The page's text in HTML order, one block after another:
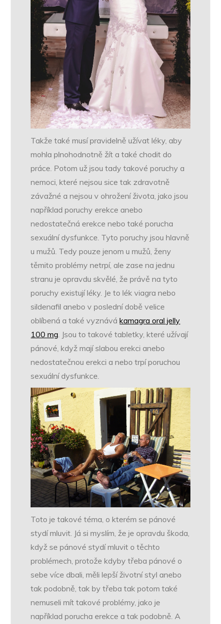
Takže také musí pravidelně užívat léky, aby
mohla plnohodnotně žít a také chodit do
práce. Potom už jsou tady takové poruchy a
nemoci, které nejsou sice tak zdravotně
závažné a nejsou v ohrožení života, jako jsou
například poruchy erekce anebo
nedostatečná erekce nebo také porucha
sexuální dysfunkce. Tyto poruchy jsou hlavně
u mužů. Tedy pouze jenom u mužů, ženy
těmito problémy netrpí, ale zase na jednu
stranu je opravdu skvělé, že právě na tyto
poruchy existují léky. Je to lék viagra nebo
sildenafil anebo v poslední době velice
oblíbená a také vyznávákamagra oral jelly
100 mg . Jsou to takové tabletky, které užívají
pánové, když mají slabou erekci anebo
nedostatečnou erekci a nebo trpí poruchou
sexuální dysfunkce.
Toto je takové téma, o kterém se pánové
stydí mluvit. Já si myslím, že je opravdu škoda,
když se pánové stydí mluvit o těchto
problémech, protože kdyby třeba pánové o
sebe více dbali, měli lepší životní styl anebo
tak podobně, tak by třeba tak potom také
nemuseli mít takové problémy, jako je
například porucha erekce a tak podobně. A